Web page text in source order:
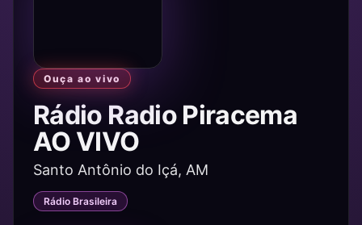
Ouça ao vivo
Rádio Radio Piracema
AO VIVO
Santo Antônio do Içá, AM
Rádio Brasileira